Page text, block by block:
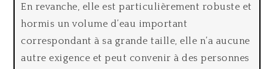
En revanche, elle est particulièrement robuste et
hormis un volume d’eau important
correspondant à sa grande taille, elle n’a aucune
autre exigence et peut convenir à des personnes